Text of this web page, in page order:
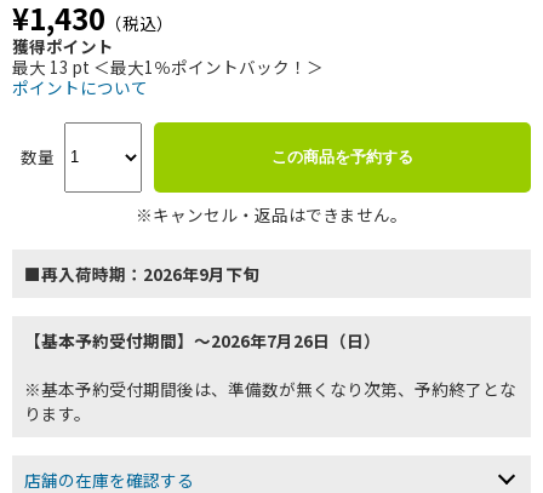
¥1,430 （税込）
獲得ポイント
最大 13 pt ＜最大1％ポイントバック！＞
ポイントについて
数量 この商品を予約する
※キャンセル・返品はできません。
■再入荷時期：2026年9月下旬
【基本予約受付期間】～2026年7月26日（日）
※基本予約受付期間後は、準備数が無くなり次第、予約終了とな
ります。
店舗の在庫を確認する